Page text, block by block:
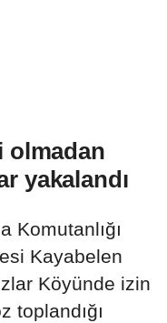
olmadan
yakalandı
Komutanlığı
Kayabelen
Köyünde izin
toplandığı